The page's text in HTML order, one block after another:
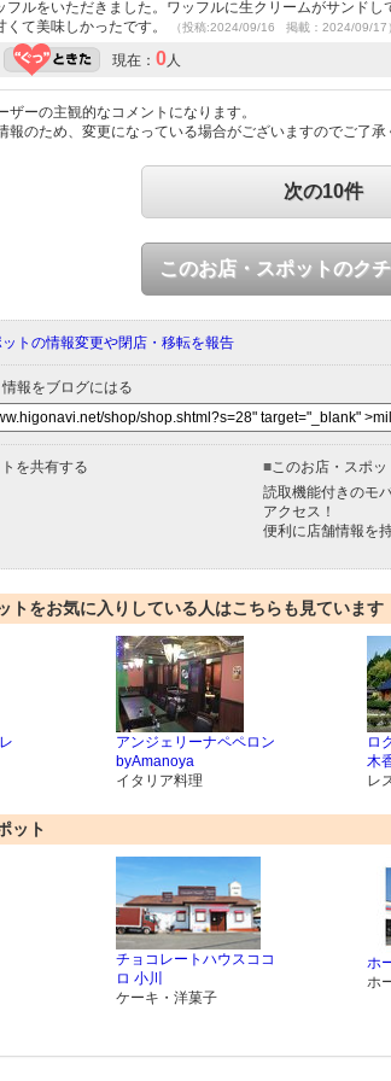
フルをいただきました。ワッフルに生クリームがサンド
くて美味しかったです。
（投稿:2024/09/16 掲載：2024/09/17
現在： 0人
ーの主観的なコメントになります。
報のため、変更になっている場合がございますのでご了承
次の10件
このお店・スポットのク
トの情報変更や閉店・移転を報告
報をブログにはる
を共有する ■このお店・スポ
読取機能付きのモ
アクセス！
便利に店舗情報を
トをお気に入りしている人はこちらも見ています
アンジェリーナペペロン
byAmanoya
イタリア料理
ロ
木
レ
ット
チョコレートハウスココ
ロ 小川
ケーキ・洋菓子
ホ
ホ